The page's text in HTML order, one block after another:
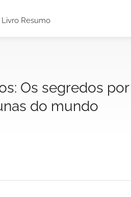
Resumo
Os segredos por
do mundo